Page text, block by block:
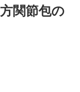
関節包の